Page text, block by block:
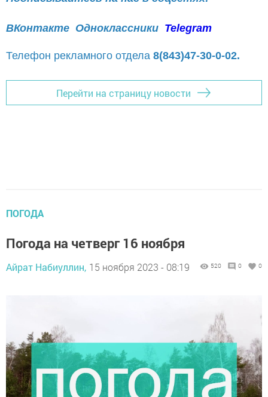
ВКонтакте Одноклассники Telegram
Телефон рекламного отдела 8(843)47-30-0-02.
Перейти на страницу новости
ПОГОДА
Погода на четверг 16 ноября
Айрат Набиуллин, 15 ноября 2023 - 08:19 520 0 0